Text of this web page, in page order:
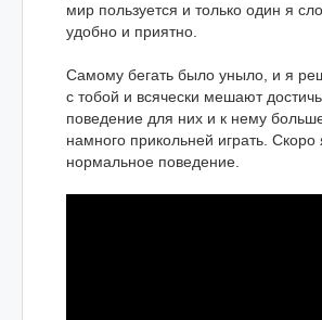
мир пользуется и только один я
удобно и приятно.
Самому бегать было уныло, и я
с тобой и всячески мешают
поведение для них и к нему
намного прикольней играть.
нормальное поведение.